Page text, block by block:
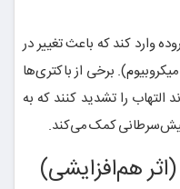
وارد کند که باعث تغییر در
برخی از باکتری‌ها
التهاب را تشدید کنند که به
کمک می‌کند.